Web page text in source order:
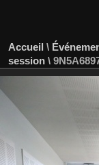
Accueil \
session \